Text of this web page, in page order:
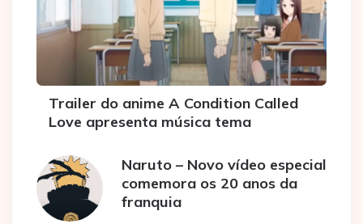
Trailer do anime A Condition Called
Love apresenta música tema
Naruto – Novo vídeo especial
comemora os 20 anos da
franquia